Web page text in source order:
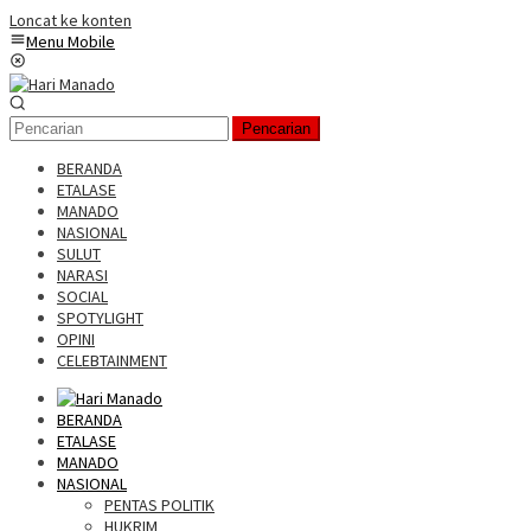
Loncat ke konten
Menu Mobile
Pencarian
BERANDA
ETALASE
MANADO
NASIONAL
SULUT
NARASI
SOCIAL
SPOTYLIGHT
OPINI
CELEBTAINMENT
BERANDA
ETALASE
MANADO
NASIONAL
PENTAS POLITIK
HUKRIM